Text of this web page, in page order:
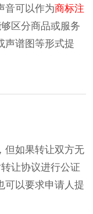
音可以作为商标注
区分商品或服务
声谱图等形式提
但如果转让双方无
让协议进行公证
可以要求申请人提